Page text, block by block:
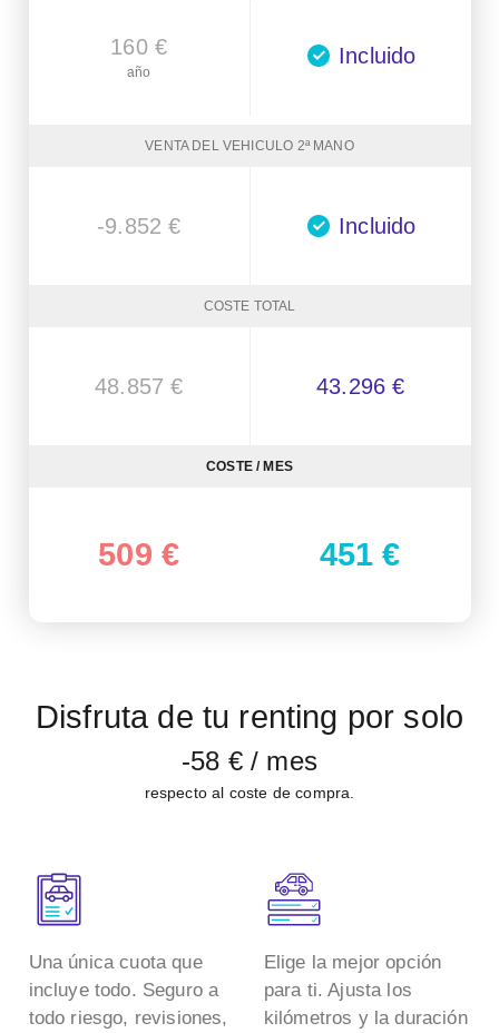
160 €
año
Incluido
-9.852 €
VENTA DEL VEHICULO 2ª MANO
Incluido
48.857 €
COSTE TOTAL
43.296 €
509 €
COSTE / MES
451 €
Disfruta de tu renting por solo
-58 €/ mes
respecto al coste de compra.
Una única cuota que
incluye todo. Seguro a
todo riesgo, revisiones,
Elige la mejor opción
para ti. Ajusta los
kilómetros y la duración